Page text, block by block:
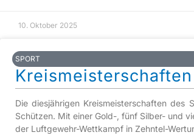
10. Oktober 2025
SPORT
Die diesjährigen Kreismeisterschaften
Schützen. Mit einer Gold-, fünf Silber- und
der Luftgewehr-Wettkampf in Zehntel-